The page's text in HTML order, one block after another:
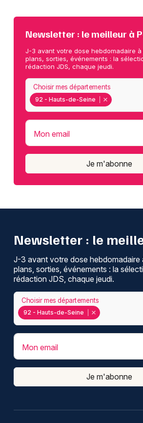
Newsletter : le meilleur à
J-3 avant votre dose hebdomadaire à
plans, sorties, événements : la
rédaction JDS, chaque jeudi.
92 - Hauts-de-Seine
Choisir mes départements
Mon email
Je m'abonne
Newsletter : le
J-3 avant votre dose hebdomadaire
plans, sorties, événements : la
rédaction JDS, chaque jeudi.
92 - Hauts-de-Seine
Choisir mes départements
Mon email
Je m'abonne